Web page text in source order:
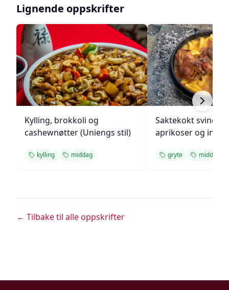
Lignende oppskrifter
Kylling, brokkoli og
cashewnøtter (Uniengs stil)
kylling middag
Saktekokt
aprikoser og
gryte middag
← Tilbake til alle oppskrifter